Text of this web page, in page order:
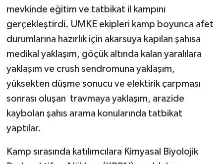
mevkinde eğitim ve tatbikat il kampını
gerçekleştirdi. UMKE ekipleri kamp boyunca afet
durumlarına hazırlık için akarsuya kapılan şahısa
medikal yaklaşım, göçük altında kalan yaralılara
yaklaşım ve crush sendromuna yaklaşım,
yüksekten düşme sonucu ve elektirik çarpması
sonrası oluşan travmaya yaklaşım, arazide
kaybolan şahıs arama konularında tatbikat
yaptılar.
Kamp sırasında katılımcılara Kimyasal Biyolojik